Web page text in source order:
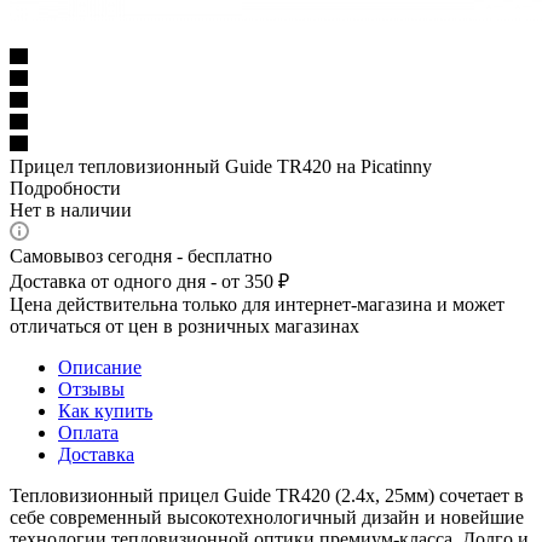
Прицел тепловизионный Guide TR420 на Picatinny
Подробности
Нет в наличии
Самовывоз сегодня - бесплатно
Доставка от одного дня - от 350 ₽
Цена действительна только для интернет-магазина и может
отличаться от цен в розничных магазинах
Описание
Отзывы
Как купить
Оплата
Доставка
Тепловизионный прицел Guide TR420 (2.4x, 25мм) сочетает в
себе современный высокотехнологичный дизайн и новейшие